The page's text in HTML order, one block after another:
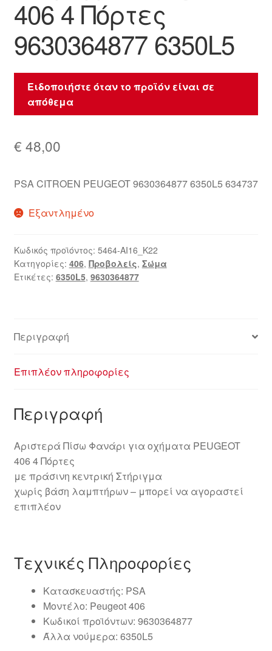
406 4 Πόρτες
9630364877 6350L5
Ειδοποιήστε όταν το προϊόν είναι σε
απόθεμα
€ 48,00
PSA CITROEN PEUGEOT 9630364877 6350L5 634737
Εξαντλημένο
Κωδικός προϊόντος: 5464-AI16_K22
Κατηγορίες: 406, Προβολείς, Σώμα
Ετικέτες: 6350L5, 9630364877
Περιγραφή
Επιπλέον πληροφορίες
Περιγραφή
Αριστερά Πίσω Φανάρι για οχήματα PEUGEOT
406 4 Πόρτες
με πράσινη κεντρική Στήριγμα
χωρίς βάση λαμπτήρων – μπορεί να αγοραστεί
επιπλέον
Τεχνικές Πληροφορίες
Κατασκευαστής: PSA
Μοντέλο: Peugeot 406
Κωδικοί προϊόντων: 9630364877
Άλλα νούμερα: 6350L5